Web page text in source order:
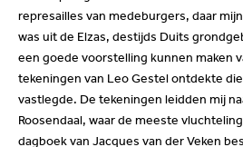
represailles van medeburgers, daar
was uit de Elzas, destijds Duits
een goede voorstelling kunnen maken
tekeningen van Leo Gestel ontdekte
vastlegde. De tekeningen leidden mij
Roosendaal, waar de meeste
dagboek van Jacques van der Veken